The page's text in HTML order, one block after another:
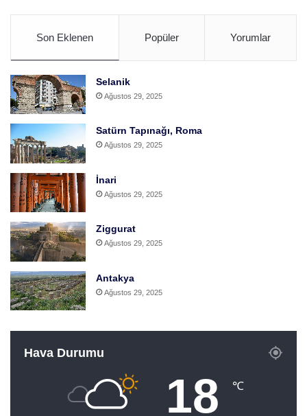
Son Eklenen Popüler Yorumlar
Selanik
Ağustos 29, 2025
Satürn Tapınağı, Roma
Ağustos 29, 2025
İnari
Ağustos 29, 2025
Ziggurat
Ağustos 29, 2025
Antakya
Ağustos 29, 2025
Hava Durumu
18 ℃